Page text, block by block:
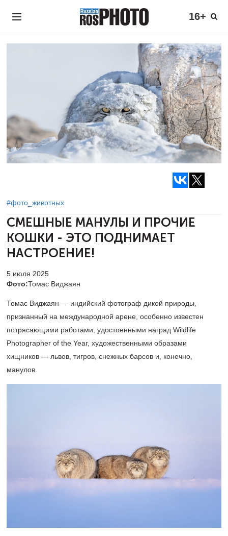
16+
#фото_животных
СМЕШНЫЕ МАНУЛЫ И ПРОЧИЕ
КОШКИ - ЭТО ПОДНИМАЕТ
НАСТРОЕНИЕ!
5 июля 2025
Фото:Томас Виджаян
Томас Виджаян — индийский фотограф дикой природы,
признанный на международной арене, особенно известен
потрясающими работами, удостоенными наград Wildlife
Photographer of the Year, художественными образами
хищников — львов, тигров, снежных барсов и, конечно,
манулов.